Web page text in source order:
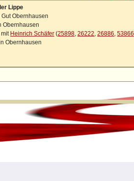
Lippe
Obernhausen
Obernhausen
mit Heinrich Schäfer (25898,26222,26886,53866
Obernhausen